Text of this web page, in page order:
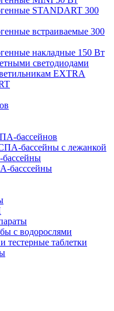
STANDART 300
встраиваемые 300
накладные 150 Вт
светодиодами
EXTRA
бассейнов
бассейны с лежанкой
басссейны
с водорослями
тестерные таблетки